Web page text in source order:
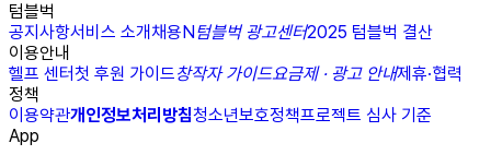
텀블벅
공지사항서비스 소개채용N텀블벅 광고센터2025 텀블벅 결산
이용안내
헬프 센터첫 후원 가이드창작자 가이드요금제 · 광고 안내제휴·협력
정책
이용약관개인정보처리방침청소년보호정책프로젝트 심사 기준
App